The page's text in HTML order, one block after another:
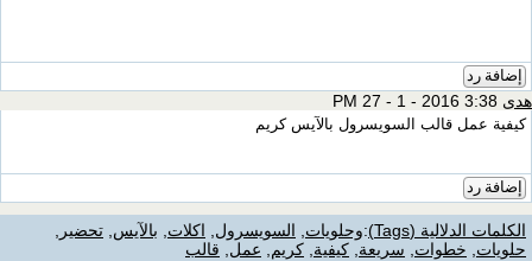
إضافة رد
هدى
كيفية عمل قالب السويسرول بالآيس كريم
إضافة رد
الكلمات الدلالية (Tags) :وحلويات, السويسرول, اكلات, بالآيس, تحضير ,
حلويات, خطوات, سريعة, كيفية, كريم, عمل, قالب